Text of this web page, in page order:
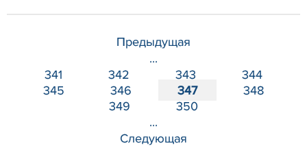
Предыдущая
...
341
342 343
344
345
346 347
348
349
350
...
Следующая